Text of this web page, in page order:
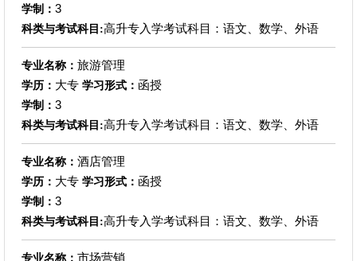
学制： 3
科类与考试科目:高升专入学考试科目：语文、数学、外语
专业名称： 旅游管理
学历： 大专 学习形式： 函授
学制： 3
科类与考试科目:高升专入学考试科目：语文、数学、外语
专业名称： 酒店管理
学历： 大专 学习形式： 函授
学制： 3
科类与考试科目:高升专入学考试科目：语文、数学、外语
专业名称： 市场营销